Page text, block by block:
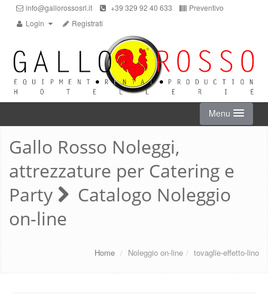
info@gallorossosrl.it +39 329 92 40 633
Preventivo
Login
Registrati
Menu
HOME
NOLEGGIO ON-LINE
CHI SIAMO
Gallo Rosso Noleggi,
attrezzature per Catering e
Party
Catalogo Noleggio
on-line
Home / Noleggio on-line / tovaglie-effetto-lino